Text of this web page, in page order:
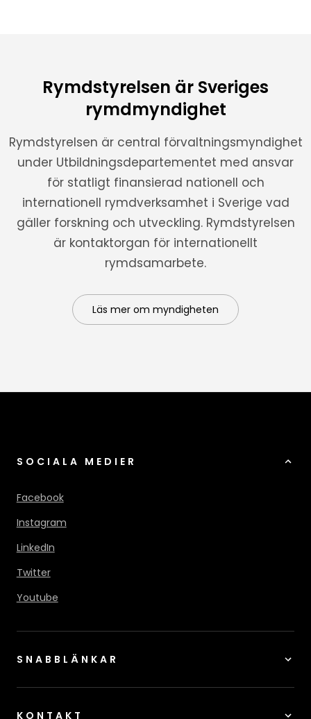
Rymdstyrelsen är Sveriges
rymdmyndighet
Rymdstyrelsen är central förvaltningsmyndighet
under Utbildningsdepartementet med ansvar
för statligt finansierad nationell och
internationell rymdverksamhet i Sverige vad
gäller forskning och utveckling. Rymdstyrelsen
är kontaktorgan för internationellt
rymdsamarbete.
Läs mer om myndigheten
SOCIALA MEDIER
Facebook
Instagram
LinkedIn
Twitter
Youtube
SNABBLÄNKAR
KONTAKT